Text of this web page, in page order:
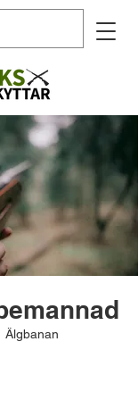
Älgbanan